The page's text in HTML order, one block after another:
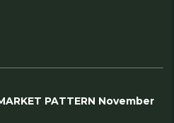
PATTERN November